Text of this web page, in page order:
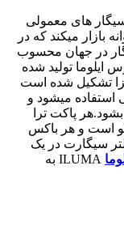
سیگار های معمولی
بازار میکند که در
در جهان محسوب
ایلوما تولید شده
کننده مجزا تشکیل شده است
استفاده میشود و
پاکت ترا
است و هر باکس
ترا میباشد که مجموعا 200 فیلتر سیگارت در یک
ILUMA به